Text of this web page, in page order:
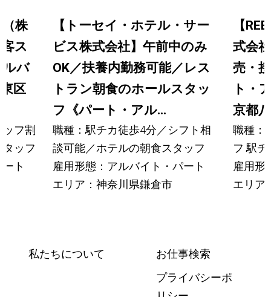
株
ス
ルバ
区
フ割
ッフ
ト
【トーセイ・ホテル・サー
ビス株式会社】午前中のみ
OK／扶養内勤務可能／レス
トラン朝食のホールスタッ
フ《パート・アル...
職種：駅チカ徒歩4分／シフト相
談可能／ホテルの朝食スタッフ
雇用形態：アルバイト・パート
エリア：神奈川県鎌倉市
【
式会
売・
ト・
京都
職種：
フ 駅
雇用形
エリア
私たちについて
お仕事検索
プライバシーポ